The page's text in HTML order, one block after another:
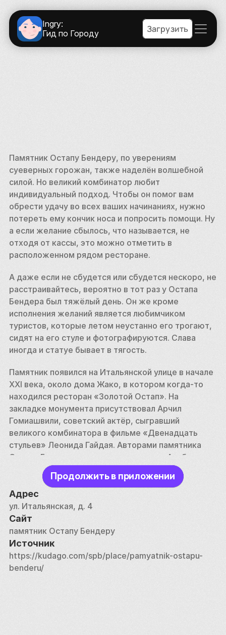
Ingry:
Гид по Городу
Загрузить
Памятник Остапу Бендеру, по уверениям
суеверных горожан, также наделён волшебной
силой. Но великий комбинатор любит
индивидуальный подход. Чтобы он помог вам
обрести удачу во всех ваших начинаниях, нужно
потереть ему кончик носа и попросить помощи. Ну
а если желание сбылось, что называется, не
отходя от кассы, это можно отметить в
расположенном рядом ресторане.
А даже если не сбудется или сбудется нескоро, не
расстраивайтесь, вероятно в тот раз у Остапа
Бендера был тяжёлый день. Он же кроме
исполнения желаний является любимчиком
туристов, которые летом неустанно его трогают,
сидят на его стуле и фотографируются. Слава
иногда и статуе бывает в тягость.
Памятник появился на Итальянской улице в начале
XXI века, около дома Жако, в котором когда-то
находился ресторан «Золотой Остап». На
закладке монумента присутствовал Арчил
Гомиашвили, советский актёр, сыгравший
великого комбинатора в фильме «Двенадцать
стульев» Леонида Гайдая. Авторами памятника
Остапу Бендеру выступили  скульптор Альберт
Чаркин и архитектор Вячеслав Бухаев. Памятник
специально сделан так, что любой желающий
может присесть на заветный стул и
сфотографироваться с Бендером.
Продолжить в приложении
Адрес
ул. Итальянская, д. 4
Сайт
памятник Остапу Бендеру
Источник
https://kudago.com/spb/place/pamyatnik-ostapu-
benderu/